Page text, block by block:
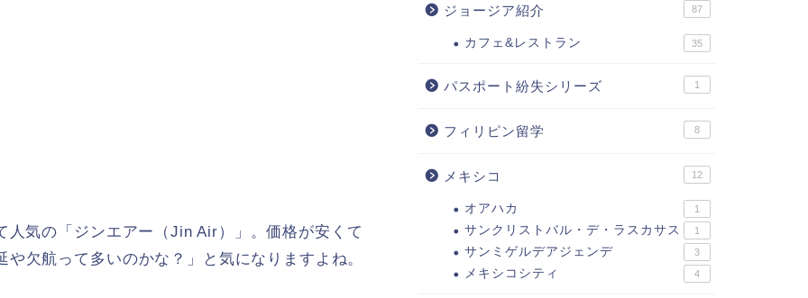
気の「ジンエアー（Jin Air）」。価格が安くて
欠航って多いのかな？」と気になりますよね。
ジョージア紹介 87
カフェ&レストラン 35
パスポート紛失シリーズ 1
フィリピン留学 8
メキシコ 12
オアハカ 1
サンクリストバル・デ・ラスカサス 1
サンミゲルデアジェンデ 3
メキシコシティ 4